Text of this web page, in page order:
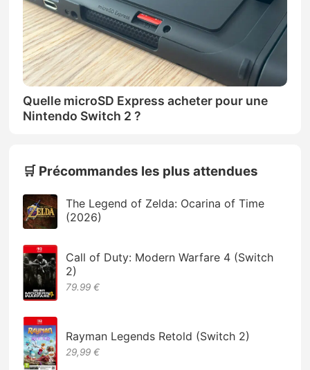
Quelle microSD Express acheter pour une
Nintendo Switch 2 ?
🛒 Précommandes les plus attendues
The Legend of Zelda: Ocarina of Time
(2026)
Call of Duty: Modern Warfare 4 (Switch
2)
79.99 €
Rayman Legends Retold (Switch 2)
29,99 €